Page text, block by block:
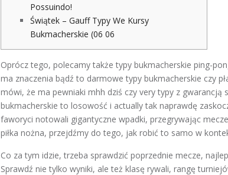
Possuindo!
Świątek – Gauff Typy We Kursy
Bukmacherskie (06 06
Oprócz tego, polecamy także typy bukmacherskie ping-
ma znaczenia bądź to darmowe typy bukmacherskie czy
mówi, że ma pewniaki mhh dziś czy very typy z gwarancją
bukmacherskie to losowość i actually tak naprawdę
faworyci notowali gigantyczne wpadki, przegrywając
piłka nożna, przejdźmy do tego, jak robić to samo w
Co za tym idzie, trzeba sprawdzić poprzednie mecze,
Sprawdź nie tylko wyniki, ale też klasę rywali, rangę